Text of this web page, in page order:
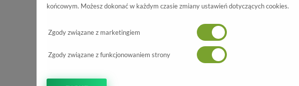
7712-05H517 Blue
-30%
końcowym. Możesz dokonać w każdym czasie zmiany ustawień dotyczących cookies.
Zgody związane z marketingiem
Zgody związane z funkcjonowaniem strony